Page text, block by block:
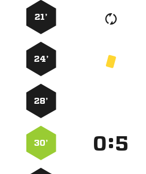
21’
24’
28’
30’ :